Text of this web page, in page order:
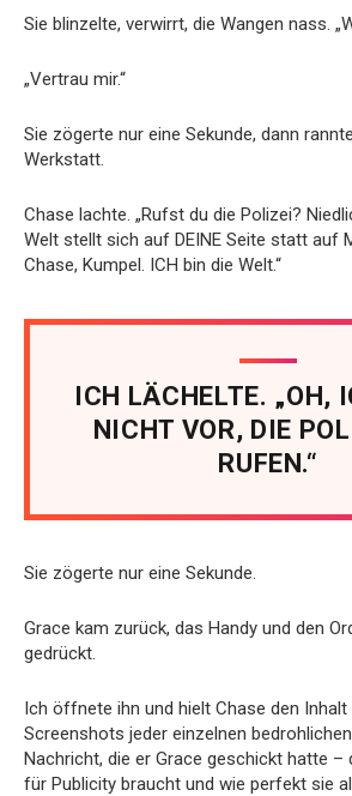
Sie blinzelte, verwirrt, die Wangen nass.
„Vertrau mir.“
Sie zögerte nur eine Sekunde, dann
Werkstatt.
Chase lachte. „Rufst du die Polizei?
Welt stellt sich auf DEINE Seite statt auf
Chase, Kumpel. ICH bin die Welt.“
ICH LÄCHELTE. „OH,
NICHT VOR, DIE
RUFEN.“
Sie zögerte nur eine Sekunde.
Grace kam zurück, das Handy und den
gedrückt.
Ich öffnete ihn und hielt Chase den Inhalt
Screenshots jeder einzelnen
Nachricht, die er Grace geschickt hatte –
für Publicity braucht und wie perfekt sie